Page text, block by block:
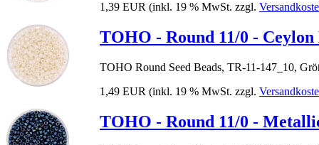
1,39 EUR (inkl. 19 % MwSt. zzgl.
TOHO - Round 11/0 -
TOHO Round Seed Beads, TR-11-147_10,
1,49 EUR (inkl. 19 % MwSt. zzgl.
TOHO - Round 11/0 -